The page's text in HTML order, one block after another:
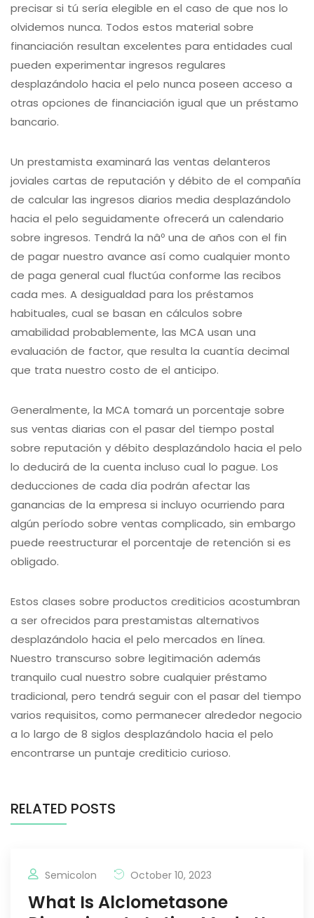
precisar si tú serí­a elegible en el caso de que nos lo
olvidemos nunca. Todos estos material sobre
financiación resultan excelentes para entidades cual
pueden experimentar ingresos regulares
desplazándolo hacia el pelo nunca poseen acceso a
otras opciones de financiación igual que un préstamo
bancario.
Un prestamista examinará las ventas delanteros
joviales cartas de reputación y débito de el compañía
de calcular las ingresos diarios media desplazándolo
hacia el pelo seguidamente ofrecerá un calendario
sobre ingresos. Tendrá la nâº una de años con el fin
de pagar nuestro avance así­ como cualquier monto
de paga general cual fluctúa conforme las recibos
cada mes. A desigualdad para los préstamos
habituales, cual se basan en cálculos sobre
amabilidad probablemente, las MCA usan una
evaluación de factor, que resulta la cuantí­a decimal
que trata nuestro costo de el anticipo.
Generalmente, la MCA tomará un porcentaje sobre
sus ventas diarias con el pasar del tiempo postal
sobre reputación y débito desplazándolo hacia el pelo
lo deducirá de la cuenta incluso cual lo pague. Los
deducciones de cada día podrán afectar las
ganancias de la empresa si incluyo ocurriendo para
algún período sobre ventas complicado, sin embargo
puede reestructurar el porcentaje de retención si es
obligado.
Estos clases sobre productos crediticios acostumbran
a ser ofrecidos para prestamistas alternativos
desplazándolo hacia el pelo mercados en línea.
Nuestro transcurso sobre legitimación además
tranquilo cual nuestro sobre cualquier préstamo
tradicional, pero tendrá seguir con el pasar del tiempo
varios requisitos, como permanecer alrededor negocio
a lo largo de 8 siglos desplazándolo hacia el pelo
encontrarse un puntaje crediticio curioso.
RELATED POSTS
Semicolon October 10, 2023
What Is Alclometasone